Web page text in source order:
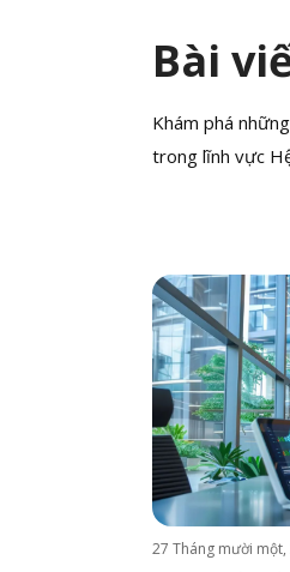
Bài
Khám phá
trong lĩnh vực
27 Tháng mười một,